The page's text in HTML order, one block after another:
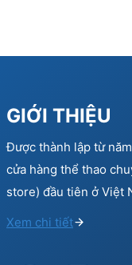
GIỚI THIỆU
Được thành lập từ
cửa hàng thể thao
store) đầu tiên ở Việt
Xem chi tiết